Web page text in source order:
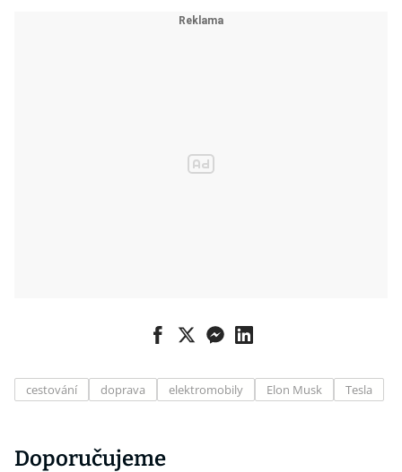
cestování doprava elektromobily Elon Musk Tesla
Doporučujeme